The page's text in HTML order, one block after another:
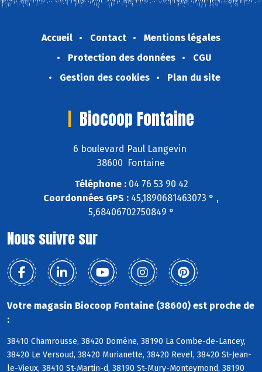
Accueil Contact
Mentions légales
Protection des données
CGU
Gestion des cookies
Plan du site
Biocoop Fontaine
6 boulevard Paul Langevin
38600 Fontaine
Téléphone :04 76 53 90 42
Coordonnées GPS : 45,1890681463073 ° ,
5,68406702750849 °
Nous suivre sur
Votre magasin Biocoop Fontaine (38600) est proche de
:
38410 Chamrousse, 38420 Domène, 38190 La Combe-de-Lancey,
38420 Le Versoud, 38420 Murianette, 38420 Revel, 38420 St-Jean-
le-Vieux, 38410 St-Martin-d, 38190 St-Mury-Monteymond, 38190